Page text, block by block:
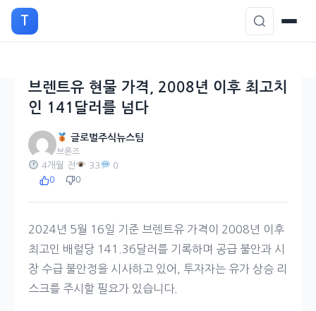
으
T
브렌트유 현물 가격, 2008년 이후 최고치
인 141달러를 넘다
글로벌주식뉴스팀
브론즈
4개월 전 33 0
0 0
2024년 5월 16일 기준 브렌트유 가격이 2008년 이후
최고인 배럴당 141.36달러를 기록하며 공급 불안과 시
장 수급 불안정을 시사하고 있어, 투자자는 유가 상승 리
스크를 주시할 필요가 있습니다.